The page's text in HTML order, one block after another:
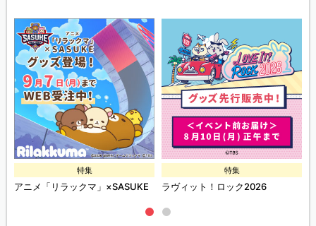
特集
アニメ「リラックマ」×SASUKE
特集
ラヴィット！ロック2026